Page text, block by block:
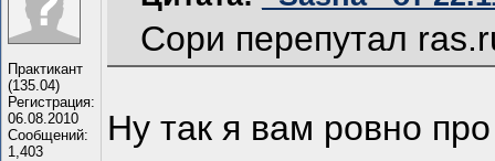
Практикант
(135.04)
Регистрация:
06.08.2010
Сообщений:
1,403
Сори перепутал
Ну так я вам ровно